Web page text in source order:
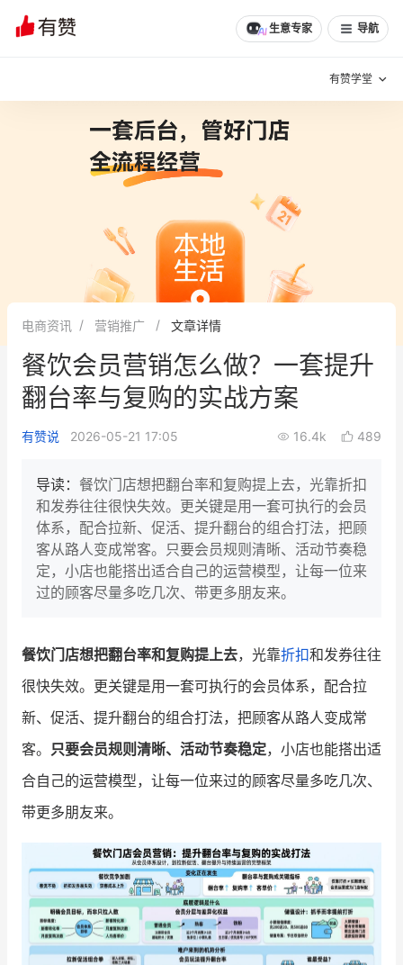
生意专家 导航
有赞学堂
增长方法
有赞专家说
新零售最佳实践
面对面聊增长
新零售大会 新零售茶会
增长产品指南
智库 产品场景库
产品更新动态 帮助中心
新零售资讯
培训课程
增长俱乐部
增长俱乐部 有赞商盟
商家社区 社群交流
电商资讯 营销推广 文章详情
餐饮会员营销怎么做？一套提升
翻台率与复购的实战方案
有赞说 2026-05-21 17:05 16.4k 489
导读： 餐饮门店想把翻台率和复购提上去，光靠折扣
和发券往往很快失效。更关键是用一套可执行的会员
体系，配合拉新、促活、提升翻台的组合打法，把顾
客从路人变成常客。只要会员规则清晰、活动节奏稳
定，小店也能搭出适合自己的运营模型，让每一位来
过的顾客尽量多吃几次、带更多朋友来。
餐饮门店想把翻台率和复购提上去，光靠折扣和发券往往
很快失效。更关键是用一套可执行的会员体系，配合拉
新、促活、提升翻台的组合打法，把顾客从路人变成常
客。 只要会员规则清晰、活动节奏稳定，小店也能搭出适
合自己的运营模型，让每一位来过的顾客尽量多吃几次、
带更多朋友来。